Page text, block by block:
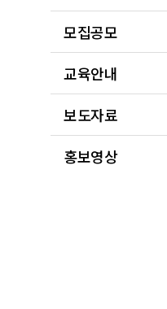
모집공모
교육안내
보도자료
홍보영상